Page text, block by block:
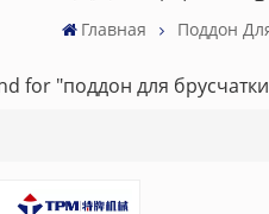
Главная Поддон
for "поддон для